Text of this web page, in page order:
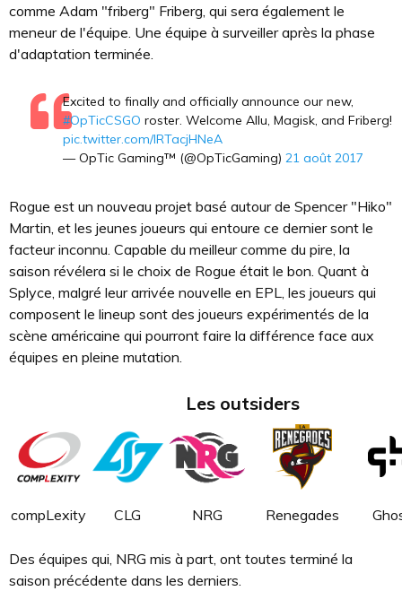
comme Adam "friberg" Friberg, qui sera également le
meneur de l'équipe. Une équipe à surveiller après la phase
d'adaptation terminée.
Excited to finally and officially announce our new,
#OpTicCSGO roster. Welcome Allu, Magisk, and Friberg!
pic.twitter.com/lRTacjHNeA
— OpTic Gaming™ (@OpTicGaming) 21 août 2017
Rogue est un nouveau projet basé autour de Spencer "Hiko"
Martin, et les jeunes joueurs qui entoure ce dernier sont le
facteur inconnu. Capable du meilleur comme du pire, la
saison révélera si le choix de Rogue était le bon. Quant à
Splyce, malgré leur arrivée nouvelle en EPL, les joueurs qui
composent le lineup sont des joueurs expérimentés de la
scène américaine qui pourront faire la différence face aux
équipes en pleine mutation.
Les outsiders
compLexity CLG NRG Renegades
Des équipes qui, NRG mis à part, ont toutes terminé la
saison précédente dans les derniers.